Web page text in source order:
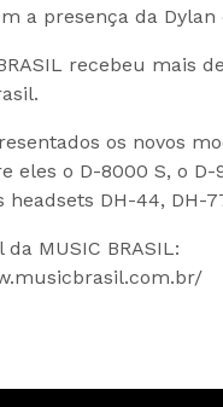
a presença da Dylan
recebeu mais
os novos
eles o D-8000 S, o D-
headsets DH-44, DH-
MUSIC BRASIL: